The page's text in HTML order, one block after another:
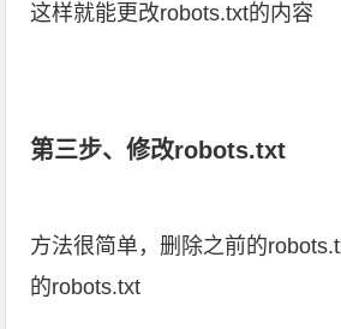
这样就能更改robots.txt的内容
第三步、修改robots.txt
方法很简单，删除之前的
的robots.txt